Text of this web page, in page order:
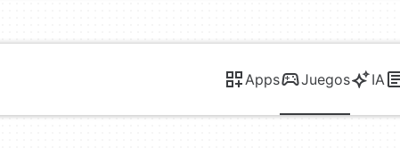
Apps Juegos IA